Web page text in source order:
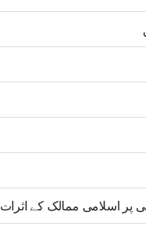
پر اسلامی ممالک کے اثرات